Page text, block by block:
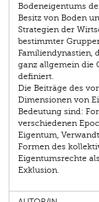
Bodeneigentums
Besitz von Boden
Strategien der
bestimmter
Familiendynastien,
ganz allgemein die
definiert.
Die Beiträge des
Dimensionen von
Bedeutung sind:
verschiedenen
Eigentum,
Formen des
Eigentumsrechte
Exklusion.